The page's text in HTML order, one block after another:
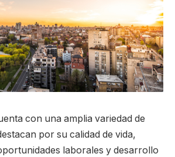
con una amplia variedad de
por su calidad de vida,
laborales y desarrollo